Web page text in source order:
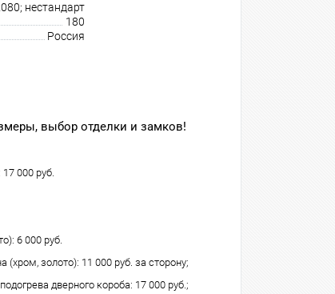
нестандарт
180
Россия
выбор отделки и замков!
000 руб.
6 000 руб.
(хром, золото): 11 000 руб. за сторону;
дверного короба: 17 000 руб.;